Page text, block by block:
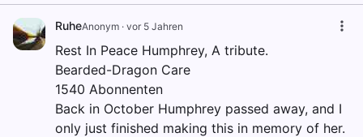
RuheAnonym · vor 5 Jahren
Rest In Peace Humphrey, A tribute.
Bearded-Dragon Care
1540 Abonnenten
Back in October Humphrey passed away, and I
only just finished making this in memory of her.